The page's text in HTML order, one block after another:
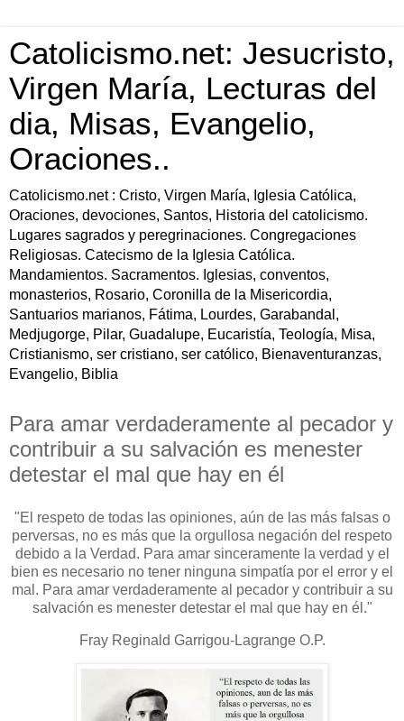
Catolicismo.net: Jesucristo,
Virgen María, Lecturas del
dia, Misas, Evangelio,
Oraciones..
Catolicismo.net : Cristo, Virgen María, Iglesia Católica,
Oraciones, devociones, Santos, Historia del catolicismo.
Lugares sagrados y peregrinaciones. Congregaciones
Religiosas. Catecismo de la Iglesia Católica.
Mandamientos. Sacramentos. Iglesias, conventos,
monasterios, Rosario, Coronilla de la Misericordia,
Santuarios marianos, Fátima, Lourdes, Garabandal,
Medjugorge, Pilar, Guadalupe, Eucaristía, Teología, Misa,
Cristianismo, ser cristiano, ser católico, Bienaventuranzas,
Evangelio, Biblia
Para amar verdaderamente al pecador y
contribuir a su salvación es menester
detestar el mal que hay en él
"El respeto de todas las opiniones, aún de las más falsas o
perversas, no es más que la orgullosa negación del respeto
debido a la Verdad. Para amar sinceramente la verdad y el
bien es necesario no tener ninguna simpatía por el error y el
mal. Para amar verdaderamente al pecador y contribuir a su
salvación es menester detestar el mal que hay en él."
Fray Reginald Garrigou-Lagrange O.P.